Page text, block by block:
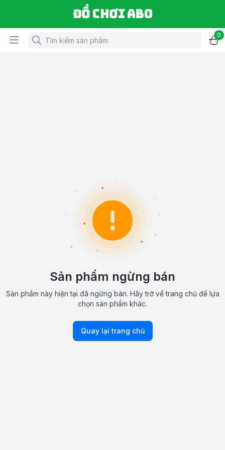
Đồ chơi ABO
0
Sản phẩm ngừng bán
Sản phẩm này hiện tại đã ngừng bán. Hãy trở về trang chủ để lựa
chọn sản phẩm khác.
Quay lại trang chủ